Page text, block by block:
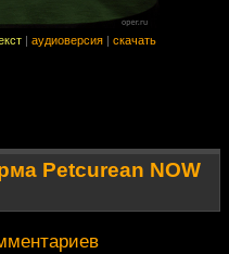
| аудиоверсия | скачать
Petcurean NOW